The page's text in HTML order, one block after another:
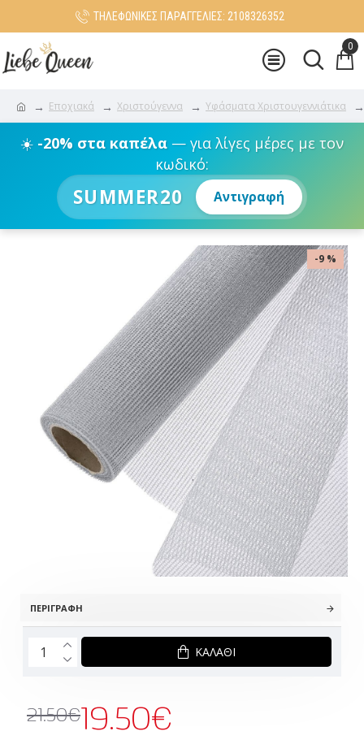
ΤΗΛΕΦΩΝΙΚΕΣ ΠΑΡΑΓΓΕΛΙΕΣ: 2108326352
0
Εποχιακά Χριστούγεννα Υφάσματα Χριστουγεννιάτικα
☀️ -20% στα καπέλα— για λίγες μέρες με τον
κωδικό:
SUMMER20 Αντιγραφή
-9 %
ΠΕΡΙΓΡΑΦΉ
19.50€
21.50€
ΚΑΛΆΘΙ